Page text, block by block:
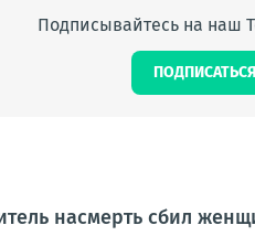
Подписывайтесь на наш
ПОДПИСАТЬСЯ
насмерть сбил